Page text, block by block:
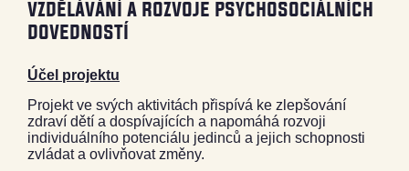
vzdělávání a rozvoje psychosociálních
dovedností
Účel projektu
Projekt ve svých aktivitách přispívá ke zlepšování
zdraví dětí a dospívajících a napomáhá rozvoji
individuálního potenciálu jedinců a jejich schopnosti
zvládat a ovlivňovat změny.